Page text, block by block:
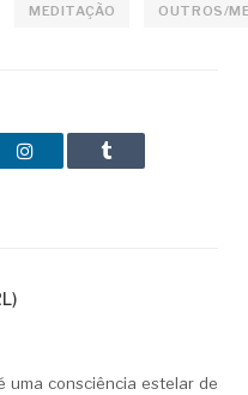
MEDITAÇÃO OUTROS/
LinkedIn Tumblr
uma consciência estelar de